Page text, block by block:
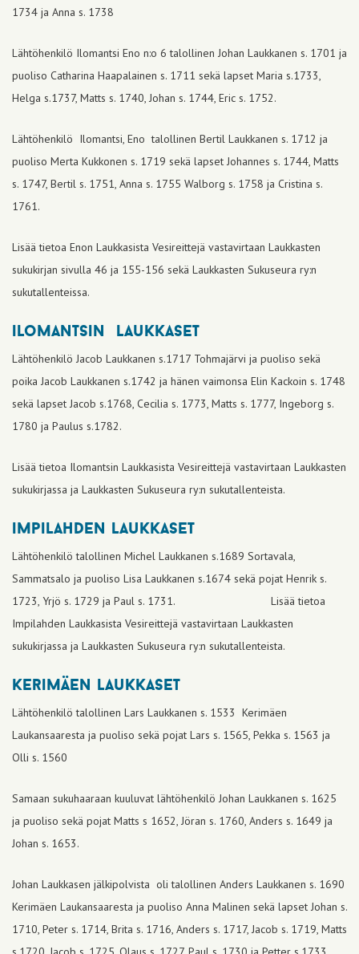
1734 ja Anna s. 1738
Lähtöhenkilö Ilomantsi Eno n:o 6 talollinen Johan Laukkanen s. 1701 ja
puoliso Catharina Haapalainen s. 1711 sekä lapset Maria s.1733,
Helga s.1737, Matts s. 1740, Johan s. 1744, Eric s. 1752.
Lähtöhenkilö Ilomantsi, Eno talollinen Bertil Laukkanen s. 1712 ja
puoliso Merta Kukkonen s. 1719 sekä lapset Johannes s. 1744, Matts
s. 1747, Bertil s. 1751, Anna s. 1755 Walborg s. 1758 ja Cristina s.
1761.
Lisää tietoa Enon Laukkasista Vesireittejä vastavirtaan Laukkasten
sukukirjan sivulla 46 ja 155-156 sekä Laukkasten Sukuseura ry:n
sukutallenteissa.
ilomantsin laukkaset
Lähtöhenkilö Jacob Laukkanen s.1717 Tohmajärvi ja puoliso sekä
poika Jacob Laukkanen s.1742 ja hänen vaimonsa Elin Kackoin s. 1748
sekä lapset Jacob s.1768, Cecilia s. 1773, Matts s. 1777, Ingeborg s.
1780 ja Paulus s.1782.
Lisää tietoa Ilomantsin Laukkasista Vesireittejä vastavirtaan Laukkasten
sukukirjassa ja Laukkasten Sukuseura ry:n sukutallenteista.
impilahden laukkaset
Lähtöhenkilö talollinen Michel Laukkanen s.1689 Sortavala,
Sammatsalo ja puoliso Lisa Laukkanen s.1674 sekä pojat Henrik s.
1723, Yrjö s. 1729 ja Paul s. 1731. Lisää tietoa
Impilahden Laukkasista Vesireittejä vastavirtaan Laukkasten
sukukirjassa ja Laukkasten Sukuseura ry:n sukutallenteista.
kerimäen laukkaset
Lähtöhenkilö talollinen Lars Laukkanen s. 1533 Kerimäen
Laukansaaresta ja puoliso sekä pojat Lars s. 1565, Pekka s. 1563 ja
Olli s. 1560
Samaan sukuhaaraan kuuluvat lähtöhenkilö Johan Laukkanen s. 1625
ja puoliso sekä pojat Matts s 1652, Jöran s. 1760, Anders s. 1649 ja
Johan s. 1653.
Johan Laukkasen jälkipolvista oli talollinen Anders Laukkanen s. 1690
Kerimäen Laukansaaresta ja puoliso Anna Malinen sekä lapset Johan s.
1710, Peter s. 1714, Brita s. 1716, Anders s. 1717, Jacob s. 1719, Matts